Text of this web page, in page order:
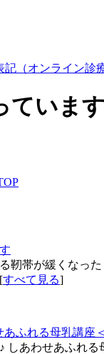
（オンライン診
ていま
靭帯が緩くなっ
すべて見る]
ふれる母乳講座
しあわせあふれ